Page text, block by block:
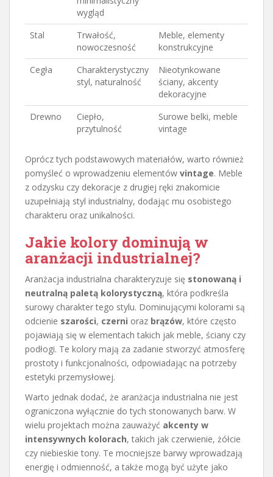
wygląd
Stal
Trwałość,
nowoczesność
Meble, elementy
konstrukcyjne
Cegła
Charakterystyczny
styl, naturalność
Nieotynkowane
ściany, akcenty
dekoracyjne
Drewno
Ciepło,
przytulność
Surowe belki, meble
vintage
Oprócz tych podstawowych materiałów, warto również
pomyśleć o wprowadzeniu elementów vintage. Meble
z odzysku czy dekoracje z drugiej ręki znakomicie
uzupełniają styl industrialny, dodając mu osobistego
charakteru oraz unikalności.
Jakie kolory dominują w
aranżacji industrialnej?
Aranżacja industrialna charakteryzuje się stonowaną i
neutralną paletą kolorystyczną, która podkreśla
surowy charakter tego stylu. Dominującymi kolorami są
odcienie szarości, czerni oraz brązów, które często
pojawiają się w elementach takich jak meble, ściany czy
podłogi. Te kolory mają za zadanie stworzyć atmosferę
prostoty i funkcjonalności, odpowiadając na potrzeby
estetyki przemysłowej.
Warto jednak dodać, że aranżacja industrialna nie jest
ograniczona wyłącznie do tych stonowanych barw. W
wielu projektach można zauważyć akcenty w
intensywnych kolorach, takich jak czerwienie, żółcie
czy niebieskie tony. Te mocniejsze barwy wprowadzają
energię i odmienność, a także mogą być użyte jako